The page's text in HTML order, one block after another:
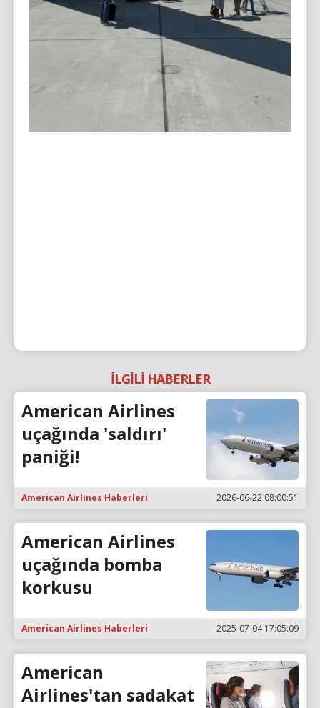
İLGİLİ HABERLER
American Airlines
uçağında 'saldırı'
paniği!
American Airlines Haberleri 2026-06-22 08:00:51
American Airlines
uçağında bomba
korkusu
American Airlines Haberleri 2025-07-04 17:05:09
American
Airlines'tan sadakat